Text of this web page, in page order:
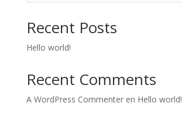
Recent Posts
Hello world!
Recent Comments
A WordPress Commenteren Hello world!